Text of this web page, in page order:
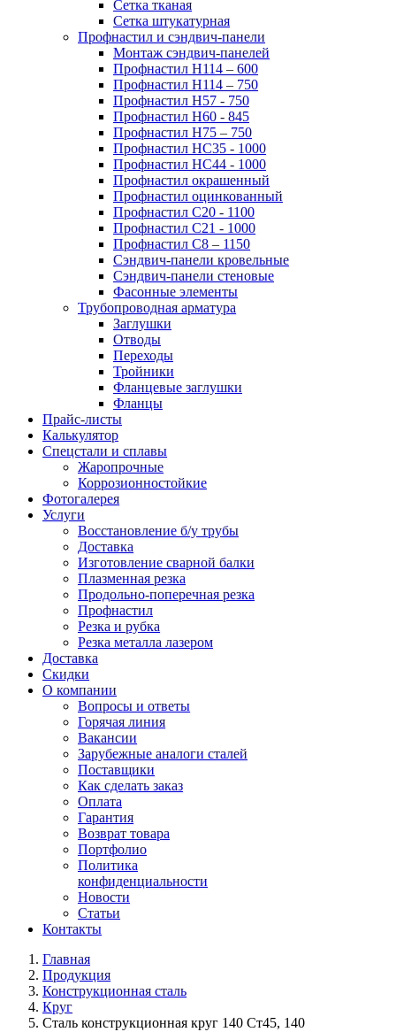
Сетка тканая
Сетка штукатурная
Профнастил и сэндвич-панели
Монтаж сэндвич-панелей
Профнастил Н114 – 600
Профнастил Н114 – 750
Профнастил Н57 - 750
Профнастил Н60 - 845
Профнастил Н75 – 750
Профнастил НС35 - 1000
Профнастил НС44 - 1000
Профнастил окрашенный
Профнастил оцинкованный
Профнастил С20 - 1100
Профнастил С21 - 1000
Профнастил С8 – 1150
Сэндвич-панели кровельные
Сэндвич-панели стеновые
Фасонные элементы
Трубопроводная арматура
Заглушки
Отводы
Переходы
Тройники
Фланцевые заглушки
Фланцы
Прайс-листы
Калькулятор
Спецстали и сплавы
Жаропрочные
Коррозионностойкие
Фотогалерея
Услуги
Восстановление б/у трубы
Доставка
Изготовление сварной балки
Плазменная резка
Продольно-поперечная резка
Профнастил
Резка и рубка
Резка металла лазером
Доставка
Скидки
О компании
Вопросы и ответы
Горячая линия
Вакансии
Зарубежные аналоги сталей
Поставщики
Как сделать заказ
Оплата
Гарантия
Возврат товара
Портфолио
Политика
конфиденциальности
Новости
Статьи
Контакты
Главная
Продукция
Конструкционная сталь
Круг
Сталь конструкционная круг 140 Ст45, 140